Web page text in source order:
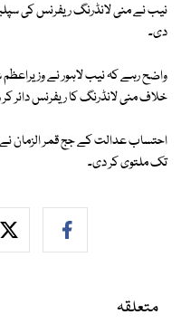
نیب نے منی لانڈرنگ ریفرنس کی
دی۔
واضح رہے کہ نیب لاہور نے
خلاف منی لانڈرنگ کا ریفرنس دائر
تک ملتوی کر دی۔
متعلقہ